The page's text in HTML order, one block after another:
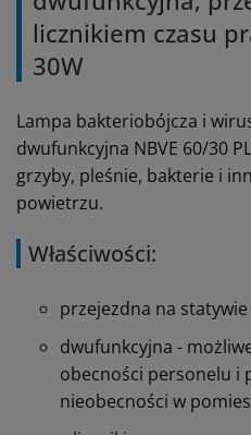
licznikiem czasu
30W
Lampa bakteriobójcza i
dwufunkcyjna NBVE 60/30
grzyby, pleśnie, bakterie i
powietrzu.
Właściwości:
przejezdna na statywie
dwufunkcyjna -
obecności personelu i
nieobecności w